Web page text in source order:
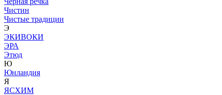
Чистин
Чистые традиции
Э
ЭКИВОКИ
ЭРА
Этюд
Ю
Юнландия
Я
ЯСХИМ